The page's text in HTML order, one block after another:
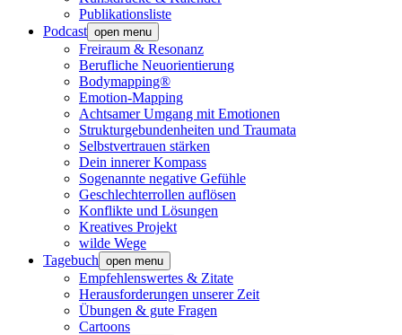
Publikationsliste
Podcast open menu
Freiraum & Resonanz
Berufliche Neuorientierung
Bodymapping®
Emotion-Mapping
Achtsamer Umgang mit Emotionen
Strukturgebundenheiten und Traumata
Selbstvertrauen stärken
Dein innerer Kompass
Sogenannte negative Gefühle
Geschlechterrollen auflösen
Konflikte und Lösungen
Kreatives Projekt
wilde Wege
Tagebuch open menu
Empfehlenswertes & Zitate
Herausforderungen unserer Zeit
Übungen & gute Fragen
Cartoons